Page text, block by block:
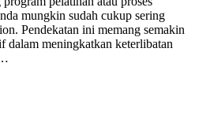
mungkin sudah cukup sering
Pendekatan ini memang semakin
dalam meningkatkan keterlibatan